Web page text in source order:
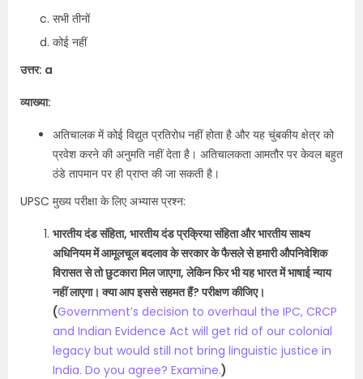
सभी तीनों
कोई नहीं
उत्तर: a
व्याख्या:
अतिचालक में कोई विद्युत प्रतिरोध नहीं होता है और यह चुंबकीय क्षेत्र को
प्रवेश करने की अनुमति नहीं देता है। अतिचालकता आमतौर पर केवल बहुत
ठंडे तापमान पर ही प्राप्त की जा सकती है।
UPSC मुख्य परीक्षा के लिए अभ्यास प्रश्न:
भारतीय दंड संहिता, भारतीय दंड प्रक्रिया संहिता और भारतीय साक्ष्य
अधिनियम में आमूलचूल बदलाव के सरकार के फैसले से हमारी औपनिवेशिक
विरासत से तो छुटकारा मिल जाएगा, लेकिन फिर भी यह भारत में भाषाई न्याय
नहीं लाएगा। क्या आप इससे सहमत हैं? परीक्षण कीजिए।
(Government’s decision to overhaul the IPC, CRCP
and Indian Evidence Act will get rid of our colonial
legacy but would still not bring linguistic justice in
India. Do you agree? Examine.)